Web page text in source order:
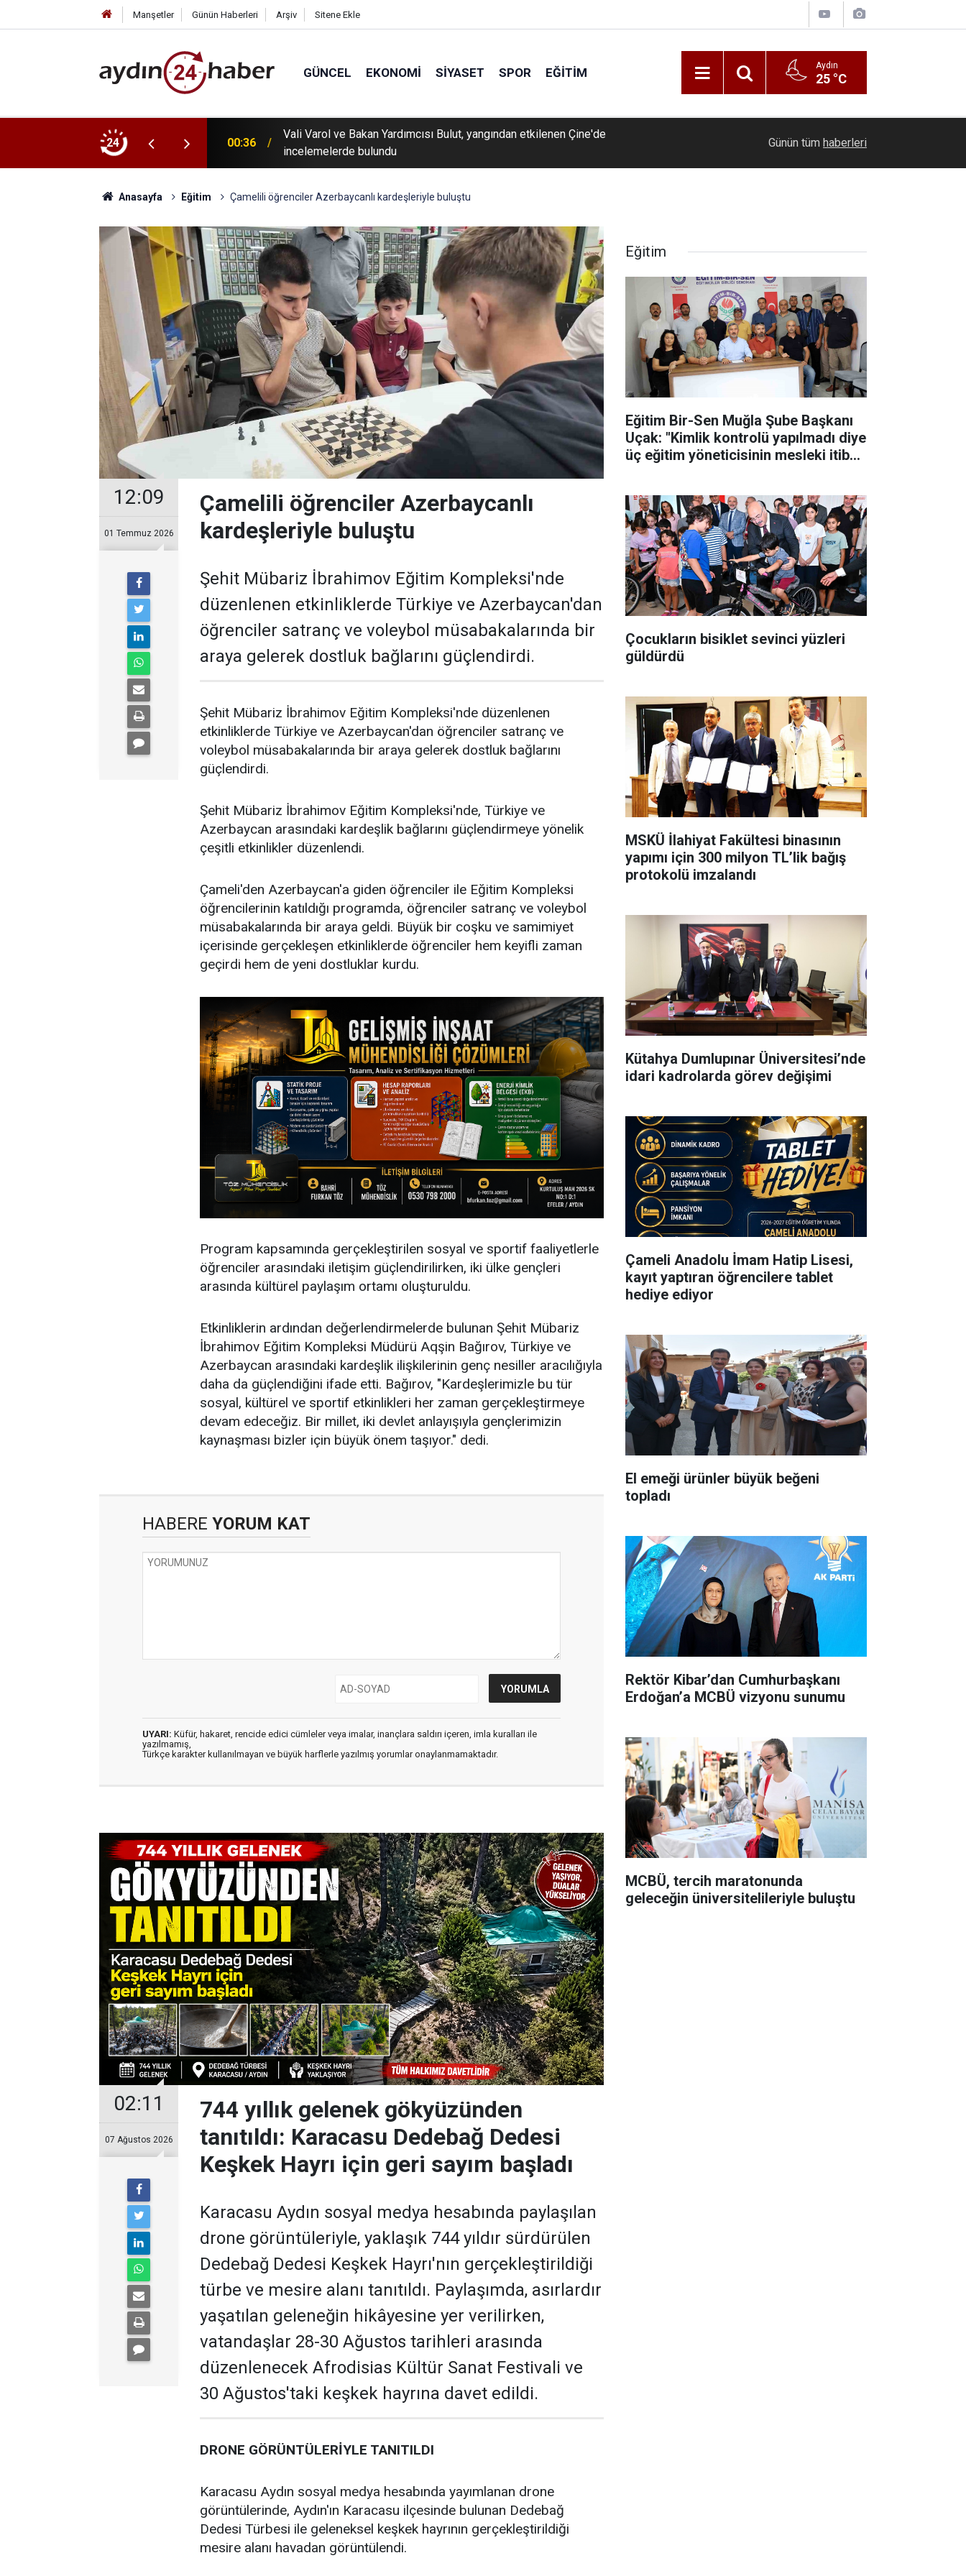
Manşetler Günün Haberleri Arşiv Sitene Ekle
GÜNCEL EKONOMI SIYASET SPOR EĞITIM Aydın
25 °C
24
Karacasu Dedebağ Dedesi Keşkek
00:36
Vali Varol ve Bakan Yardımcısı Bulut, yangından etkilenen Çine'de
incelemelerde bulundu
Ölmeye görGünün tüm haberleri
Anasayfa Eğitim Çamelili öğrenciler Azerbaycanlı kardeşleriyle buluştu
12:09
01 Temmuz 2026
Çamelili öğrenciler Azerbaycanlı
kardeşleriyle buluştu
Şehit Mübariz İbrahimov Eğitim Kompleksi'nde
düzenlenen etkinliklerde Türkiye ve Azerbaycan'dan
öğrenciler satranç ve voleybol müsabakalarında bir
araya gelerek dostluk bağlarını güçlendirdi.
Şehit Mübariz İbrahimov Eğitim Kompleksi'nde düzenlenen
etkinliklerde Türkiye ve Azerbaycan'dan öğrenciler satranç ve
voleybol müsabakalarında bir araya gelerek dostluk bağlarını
güçlendirdi.
Şehit Mübariz İbrahimov Eğitim Kompleksi'nde, Türkiye ve
Azerbaycan arasındaki kardeşlik bağlarını güçlendirmeye yönelik
çeşitli etkinlikler düzenlendi.
Çameli'den Azerbaycan'a giden öğrenciler ile Eğitim Kompleksi
öğrencilerinin katıldığı programda, öğrenciler satranç ve voleybol
müsabakalarında bir araya geldi. Büyük bir coşku ve samimiyet
içerisinde gerçekleşen etkinliklerde öğrenciler hem keyifli zaman
geçirdi hem de yeni dostluklar kurdu.
Program kapsamında gerçekleştirilen sosyal ve sportif faaliyetlerle
öğrenciler arasındaki iletişim güçlendirilirken, iki ülke gençleri
arasında kültürel paylaşım ortamı oluşturuldu.
Etkinliklerin ardından değerlendirmelerde bulunan Şehit Mübariz
İbrahimov Eğitim Kompleksi Müdürü Aqşin Bağırov, Türkiye ve
Azerbaycan arasındaki kardeşlik ilişkilerinin genç nesiller aracılığıyla
daha da güçlendiğini ifade etti. Bağırov, "Kardeşlerimizle bu tür
sosyal, kültürel ve sportif etkinlikleri her zaman gerçekleştirmeye
devam edeceğiz. Bir millet, iki devlet anlayışıyla gençlerimizin
kaynaşması bizler için büyük önem taşıyor." dedi.
HABERE YORUM KAT
UYARI: Küfür, hakaret, rencide edici cümleler veya imalar, inançlara saldırı içeren, imla kuralları ile
yazılmamış,
Türkçe karakter kullanılmayan ve büyük harflerle yazılmış yorumlar onaylanmamaktadır.
02:11
07 Ağustos 2026
744 yıllık gelenek gökyüzünden
tanıtıldı: Karacasu Dedebağ Dedesi
Keşkek Hayrı için geri sayım başladı
Karacasu Aydın sosyal medya hesabında paylaşılan
drone görüntüleriyle, yaklaşık 744 yıldır sürdürülen
Dedebağ Dedesi Keşkek Hayrı'nın gerçekleştirildiği
türbe ve mesire alanı tanıtıldı. Paylaşımda, asırlardır
yaşatılan geleneğin hikâyesine yer verilirken,
vatandaşlar 28-30 Ağustos tarihleri arasında
düzenlenecek Afrodisias Kültür Sanat Festivali ve
30 Ağustos'taki keşkek hayrına davet edildi.
DRONE GÖRÜNTÜLERİYLE TANITILDI
Karacasu Aydın sosyal medya hesabında yayımlanan drone
görüntülerinde, Aydın'ın Karacasu ilçesinde bulunan Dedebağ
Dedesi Türbesi ile geleneksel keşkek hayrının gerçekleştirildiği
mesire alanı havadan görüntülendi.
Eğitim
Eğitim Bir-Sen Muğla Şube Başkanı
Uçak: "Kimlik kontrolü yapılmadı diye
üç eğitim yöneticisinin mesleki itibarı
Çocukların bisiklet sevinci yüzleri
güldürdü
MSKÜ İlahiyat Fakültesi binasının
yapımı için 300 milyon TL’lik bağış
protokolü imzalandı
Kütahya Dumlupınar Üniversitesi’nde
idari kadrolarda görev değişimi
Çameli Anadolu İmam Hatip Lisesi,
kayıt yaptıran öğrencilere tablet
hediye ediyor
El emeği ürünler büyük beğeni
topladı
Rektör Kibar’dan Cumhurbaşkanı
Erdoğan’a MCBÜ vizyonu sunumu
MCBÜ, tercih maratonunda
geleceğin üniversitelileriyle buluştu